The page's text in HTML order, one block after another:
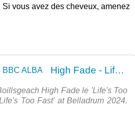
vous avez des cheveux, amenez
High Fade - Life's Too Fast | Belladrum 2024 | BBC ALBA
High Fade le 'Life's Too
Too Fast' at Belladrum 2024.